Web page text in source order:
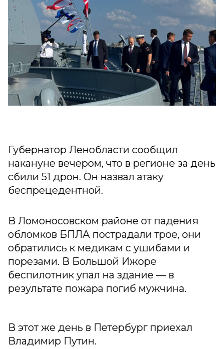
Губернатор Ленобласти сообщил
накануне вечером, что в регионе за день
сбили 51 дрон. Он назвал атаку
беспрецедентной.
В Ломоносовском районе от падения
обломков БПЛА пострадали трое, они
обратились к медикам с ушибами и
порезами. В Большой Ижоре
беспилотник упал на здание — в
результате пожара погиб мужчина.
В этот же день в Петербург приехал
Владимир Путин.